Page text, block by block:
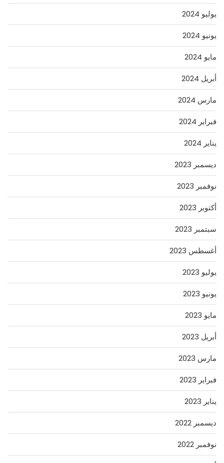
يوليو 2024
يونيو 2024
مايو 2024
أبريل 2024
مارس 2024
فبراير 2024
يناير 2024
ديسمبر 2023
نوفمبر 2023
أكتوبر 2023
سبتمبر 2023
أغسطس 2023
يوليو 2023
يونيو 2023
مايو 2023
أبريل 2023
مارس 2023
فبراير 2023
يناير 2023
ديسمبر 2022
نوفمبر 2022